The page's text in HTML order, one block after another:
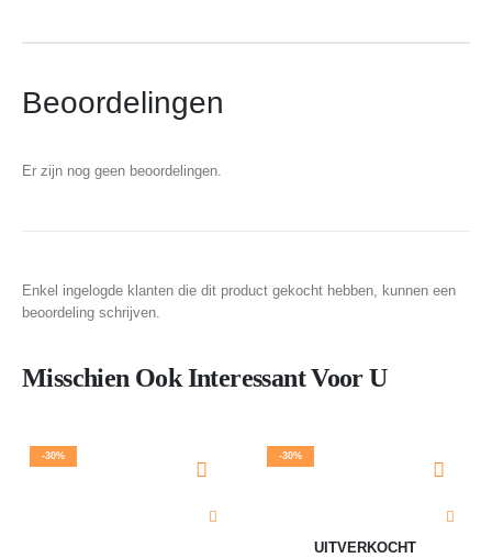
Beoordelingen
Er zijn nog geen beoordelingen.
Enkel ingelogde klanten die dit product gekocht hebben, kunnen een
beoordeling schrijven.
Misschien Ook Interessant Voor U
-30% -30%
UITVERKOCHT